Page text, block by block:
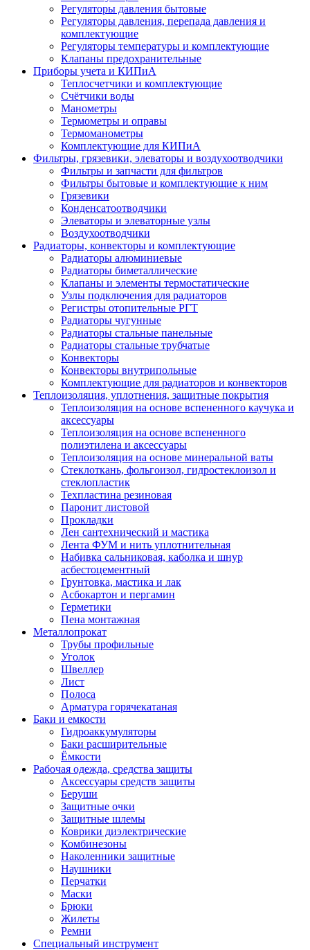
Регуляторы давления бытовые
Регуляторы давления, перепада давления и
комплектующие
Регуляторы температуры и комплектующие
Клапаны предохранительные
Приборы учета и КИПиА
Теплосчетчики и комплектующие
Счётчики воды
Манометры
Термометры и оправы
Термоманометры
Комплектующие для КИПиА
Фильтры, грязевики, элеваторы и воздухоотводчики
Фильтры и запчасти для фильтров
Фильтры бытовые и комплектующие к ним
Грязевики
Конденсатоотводчики
Элеваторы и элеваторные узлы
Воздухоотводчики
Радиаторы, конвекторы и комплектующие
Радиаторы алюминиевые
Радиаторы биметаллические
Клапаны и элементы термостатические
Узлы подключения для радиаторов
Регистры отопительные РГТ
Радиаторы чугунные
Радиаторы стальные панельные
Радиаторы стальные трубчатые
Конвекторы
Конвекторы внутрипольные
Комплектующие для радиаторов и конвекторов
Теплоизоляция, уплотнения, защитные покрытия
Теплоизоляция на основе вспененного каучука и
аксессуары
Теплоизоляция на основе вспененного
полиэтилена и аксессуары
Теплоизоляция на основе минеральной ваты
Стеклоткань, фольгоизол, гидростеклоизол и
стеклопластик
Техпластина резиновая
Паронит листовой
Прокладки
Лен сантехнический и мастика
Лента ФУМ и нить уплотнительная
Набивка сальниковая, каболка и шнур
асбестоцементный
Грунтовка, мастика и лак
Асбокартон и пергамин
Герметики
Пена монтажная
Металлопрокат
Трубы профильные
Уголок
Швеллер
Лист
Полоса
Арматура горячекатаная
Баки и емкости
Гидроаккумуляторы
Баки расширительные
Ёмкости
Рабочая одежда, средства защиты
Аксессуары средств защиты
Беруши
Защитные очки
Защитные шлемы
Коврики диэлектрические
Комбинезоны
Наколенники защитные
Наушники
Перчатки
Маски
Брюки
Жилеты
Ремни
Специальный инструмент